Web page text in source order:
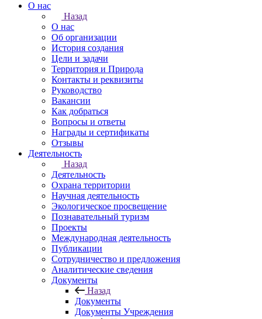
О нас
Назад
О нас
Об организации
История создания
Цели и задачи
Территория и Природа
Контакты и реквизиты
Руководство
Вакансии
Как добраться
Вопросы и ответы
Награды и сертификаты
Отзывы
Деятельность
Назад
Деятельность
Охрана территории
Научная деятельность
Экологическое просвещение
Познавательный туризм
Проекты
Международная деятельность
Публикации
Сотрудничество и предложения
Аналитические сведения
Документы
Назад
Документы
Документы Учреждения